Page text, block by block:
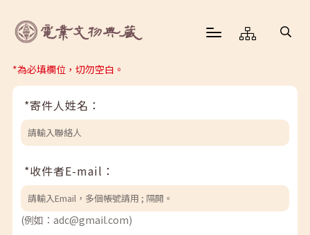
*為必填欄位，切勿空白。
*寄件人姓名：
*收件者E-mail：
(例如：adc@gmail.com)